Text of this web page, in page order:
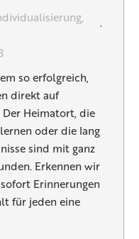
,
so erfolgreich,
direkt auf
Heimatort, die
oder die lang
sind mit ganz
Erkennen wir
Erinnerungen
für jeden eine